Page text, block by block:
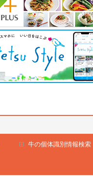
牛の個体識別情報検索